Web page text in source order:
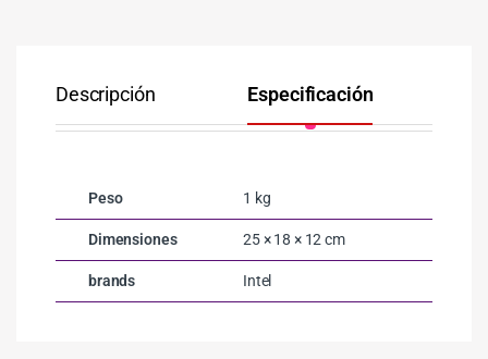
Descripción Especificación
Peso 1 kg
Dimensiones 25 × 18 × 12 cm
brands Intel